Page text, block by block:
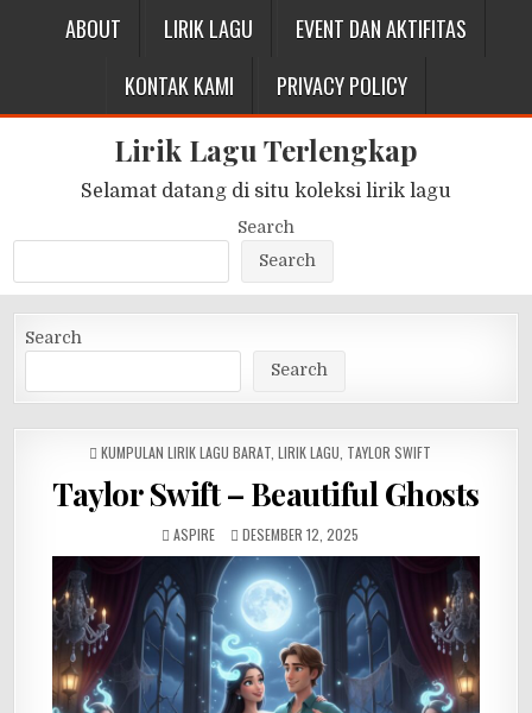
ABOUT LIRIK LAGU
EVENT DAN AKTIFITAS
KONTAK KAMI
PRIVACY POLICY
Lirik Lagu Terlengkap
Selamat datang di situ koleksi lirik lagu
Search
Search
Search
Search
POSTED
KUMPULAN LIRIK LAGU BARAT LIRIK LAGU TAYLOR SWIFT
Taylor Swift – Beautiful Ghosts
ASPIRE DESEMBER 12, 2025